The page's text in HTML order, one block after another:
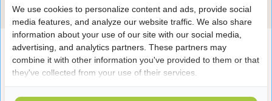
Productomschrijving
Reviews
We use cookies to personalize content and ads, provide social
media features, and analyze our website traffic. We also share
information about your use of our site with our social media,
advertising, and analytics partners. These partners may
combine it with other information you've provided to them or that
they've collected from your use of their services.